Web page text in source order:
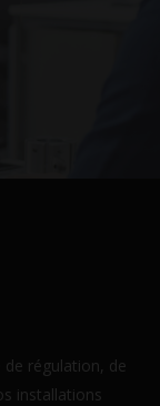
régulation, de
installations